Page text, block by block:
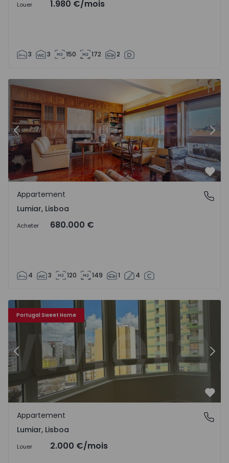
Louer 1.980 €/mois
3 3 150 172 2
Appartement T4 Lisboa, Lumiar - 1539139 - 47
Précédent
Lumiar, Lisboa
Appartement
Lumiar, Lisboa
Acheter 680.000 €
4 3 120 149 1 4
Portugal Sweet Home
Appartement T3 Lisboa, Lumiar - 1551209 - 1
Précédent
Lumiar, Lisboa
Appartement
Lumiar, Lisboa
Louer 2.000 €/mois